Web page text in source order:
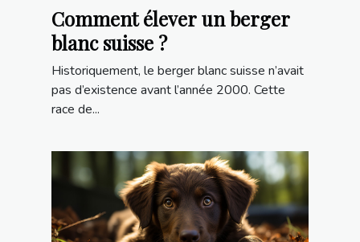
Comment élever un berger
blanc suisse ?
Historiquement, le berger blanc suisse n’avait
pas d’existence avant l’année 2000. Cette
race de...